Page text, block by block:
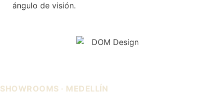
ángulo de visión.
SHOWROOMS · MEDELLÍN